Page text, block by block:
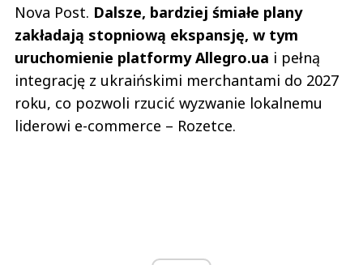
Nova Post. Dalsze, bardziej śmiałe plany
zakładają stopniową ekspansję, w tym
uruchomienie platformy Allegro.ua i pełną
integrację z ukraińskimi merchantami do 2027
roku, co pozwoli rzucić wyzwanie lokalnemu
liderowi e-commerce – Rozetce.